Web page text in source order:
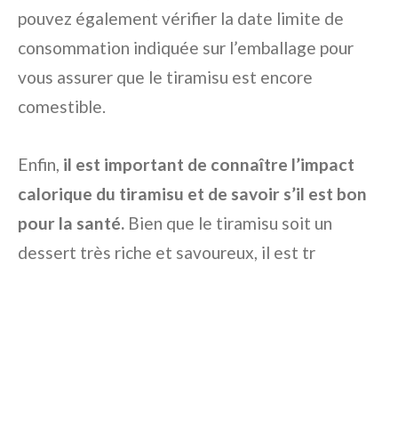
pouvez également vérifier la date limite de
consommation indiquée sur l’emballage pour
vous assurer que le tiramisu est encore
comestible.
Enfin, il est important de connaître l’impact
calorique du tiramisu et de savoir s’il est bon
pour la santé. Bien que le tiramisu soit un
dessert très riche et savoureux, il est tr